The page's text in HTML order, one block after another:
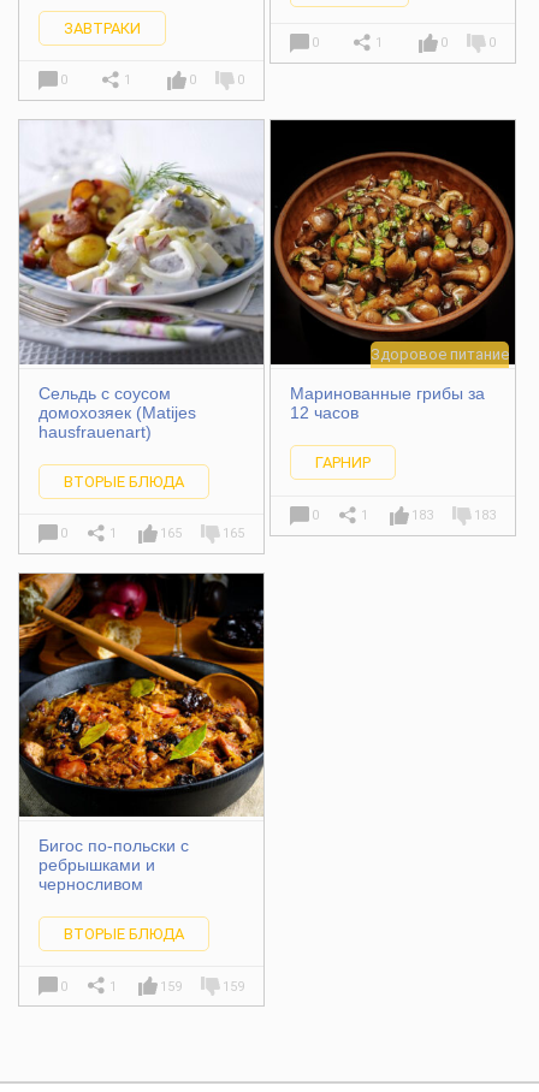
ЗАВТРАКИ
0 1 0 0
0 1 0 0
Сельдь с соусом
домохозяек (Matijes
hausfrauenart)
ВТОРЫЕ БЛЮДА
0 1 165 165
Здоровое питание
Маринованные грибы за
12 часов
ГАРНИР
0 1 183 183
Бигос по-польски с
ребрышками и
черносливом
ВТОРЫЕ БЛЮДА
0 1 159 159